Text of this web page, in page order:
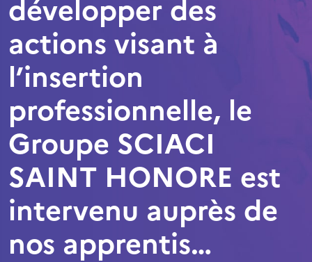
développer des
actions visant à
l’insertion
professionnelle, le
Groupe SCIACI
SAINT HONORE est
intervenu auprès de
nos apprentis…